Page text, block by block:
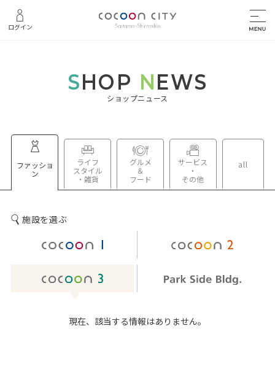
ログイン
SHOP NEWS
ショップニュース
ファッショ
ン
ライフ
スタイル
・雑貨
グルメ
＆
フード
サービス
・
その他
all
施設を選ぶ
現在、該当する情報はありません。